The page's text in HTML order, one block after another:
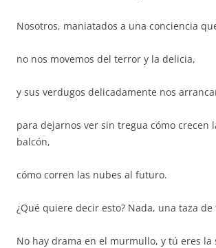
Nosotros, maniatados a una conciencia
no nos movemos del terror y la delicia,
y sus verdugos delicadamente nos
para dejarnos ver sin tregua cómo crecen
balcón,
cómo corren las nubes al futuro.
¿Qué quiere decir esto? Nada, una taza de
No hay drama en el murmullo, y tú eres la